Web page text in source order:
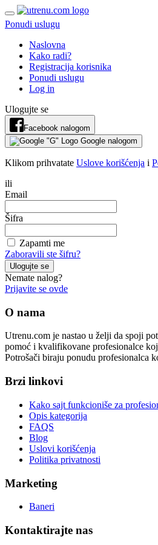
Ponudi uslugu
Naslovna
Kako radi?
Registracija korisnika
Ponudi uslugu
Log in
Ulogujte se
Facebook nalogom
Google nalogom
Klikom prihvatate Uslove korišćenja i
ili
Email
Šifra
Zapamti me
Zaboravili ste šifru?
Ulogujte se
Nemate nalog?
Prijavite se ovde
O nama
Utrenu.com je nastao u želji da spoji
pomoć i kvalifikovane profesionalce
Potrošači biraju ponudu profesionalca
Brzi linkovi
Kako sajt funkcioniše za
Opis kategorija
FAQS
Blog
Uslovi korišćenja
Politika privatnosti
Marketing
Baneri
Kontaktirajte nas